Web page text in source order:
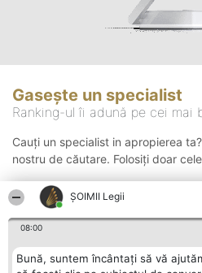
ȘOIMII Legii
08:00
Bună, suntem încântați să vă
Gasește un specialist
Ranking-ul îi adună pe cei mai
Cauți un specialist in apropierea
nostru de căutare. Folosiți doar